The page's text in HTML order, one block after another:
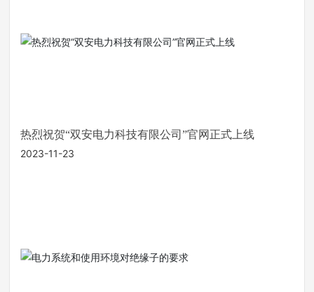
热烈祝贺“双安电力科技有限公司”官网正式上线
2023-11-23